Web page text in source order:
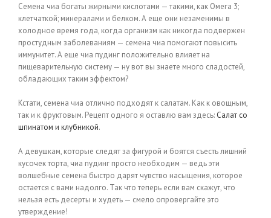
Семена чиа богаты жирными кислотами — такими, как Омега 3;
клетчаткой; минералами и белком. А еще они незаменимы в
холодное время года, когда организм как никогда подвержен
простудным заболеваниям — семена чиа помогают повысить
иммунитет. А еще чиа пудинг положительно влияет на
пищеварительную систему — ну вот вы знаете много сладостей,
обладающих таким эффектом?
Кстати, семена чиа отлично подходят к салатам. Как к овощным,
так и к фруктовым. Рецепт одного я оставлю вам здесь: Салат со
шпинатом и клубникой.
А девушкам, которые следят за фигурой и боятся съесть лишний
кусочек торта, чиа пудинг просто необходим — ведь эти
волшебные семена быстро дарят чувство насыщения, которое
остается с вами надолго. Так что теперь если вам скажут, что
нельзя есть десерты и худеть — смело опровергайте это
утверждение!